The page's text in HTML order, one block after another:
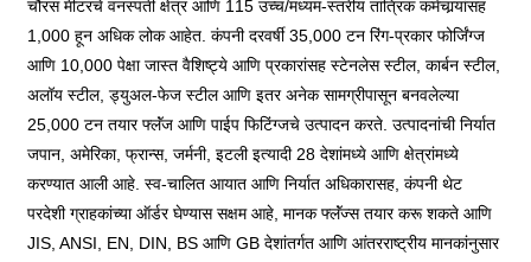
चौरस मीटरचे वनस्पती क्षेत्र आणि 115 उच्च/मध्यम-स्तरीय तांत्रिक कर्मचार्‍यांसह
1,000 हून अधिक लोक आहेत. कंपनी दरवर्षी 35,000 टन रिंग-प्रकार फोर्जिंग्ज
आणि 10,000 पेक्षा जास्त वैशिष्ट्ये आणि प्रकारांसह स्टेनलेस स्टील, कार्बन स्टील,
अलॉय स्टील, ड्युअल-फेज स्टील आणि इतर अनेक सामग्रीपासून बनवलेल्या
25,000 टन तयार फ्लॅंज आणि पाईप फिटिंग्जचे उत्पादन करते. उत्पादनांची निर्यात
जपान, अमेरिका, फ्रान्स, जर्मनी, इटली इत्यादी 28 देशांमध्ये आणि क्षेत्रांमध्ये
करण्यात आली आहे. स्व-चालित आयात आणि निर्यात अधिकारासह, कंपनी थेट
परदेशी ग्राहकांच्या ऑर्डर घेण्यास सक्षम आहे, मानक फ्लॅंज्स तयार करू शकते आणि
JIS, ANSI, EN, DIN, BS आणि GB देशांतर्गत आणि आंतरराष्ट्रीय मानकांनुसार